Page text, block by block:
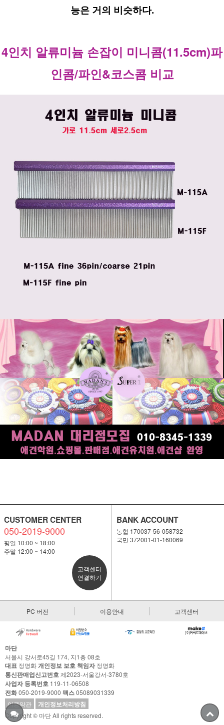
능은 거의 비슷하다.
4인치 알류미늄 손잡이 미니콤(11.5cm)파
인콤/파인&코스콤 비교
CUSTOMER CENTER
050-2019-9000
평일 10:00 ~ 18:00
주말 12:00 ~ 14:00
고객센터
연결하기
BANK ACCOUNT
농협 170037-56-058732
국민 372001-01-160069
PC 버전 이용안내 고객센터
마단
서울시 강서로45길 174, 지1층 08호
대표 정명화개인정보 보호 책임자정명화
통신판매업신고번호 제2023-서울강서-3780호
사업자 등록번호 119-11-06508
전화050-2019-9000 팩스05089031339
이용약관
개인정보처리방침
Copyright © 마단 All rights reserved.